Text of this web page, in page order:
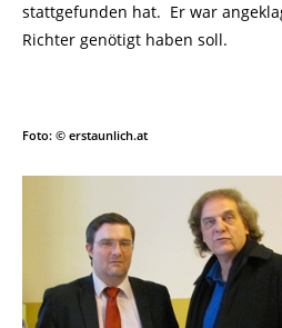
stattgefunden hat. Er war
Richter genötigt haben soll.
Foto: © erstaunlich.at